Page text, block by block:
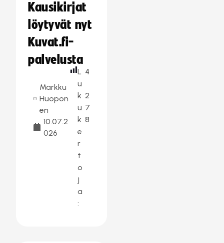
Kausikirjat
löytyvät nyt
Kuvat.fi-
palvelusta
Markku
Huopon
en
10.07.2
026
L
u
k
u
k
e
r
t
o
j
a
:
4
2
7
8